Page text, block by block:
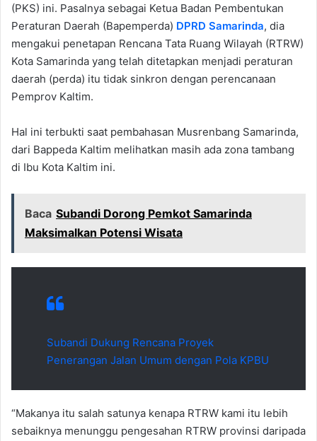
(PKS) ini. Pasalnya sebagai Ketua Badan Pembentukan
Peraturan Daerah (Bapemperda) DPRD Samarinda, dia
mengakui penetapan Rencana Tata Ruang Wilayah (RTRW)
Kota Samarinda yang telah ditetapkan menjadi peraturan
daerah (perda) itu tidak sinkron dengan perencanaan
Pemprov Kaltim.
Hal ini terbukti saat pembahasan Musrenbang Samarinda,
dari Bappeda Kaltim melihatkan masih ada zona tambang
di Ibu Kota Kaltim ini.
Baca Subandi Dorong Pemkot Samarinda
Maksimalkan Potensi Wisata
Subandi Dukung Rencana Proyek
Penerangan Jalan Umum dengan Pola KPBU
“Makanya itu salah satunya kenapa RTRW kami itu lebih
sebaiknya menunggu pengesahan RTRW provinsi daripada